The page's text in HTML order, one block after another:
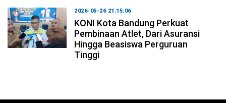
2026-05-26 21:15:06
KONI Kota Bandung Perkuat
Pembinaan Atlet, Dari Asuransi
Hingga Beasiswa Perguruan
Tinggi